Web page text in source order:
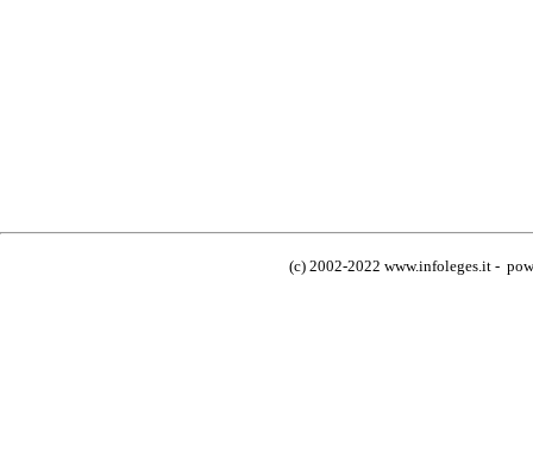
(c) 2002-2022 www.infoleges.it -